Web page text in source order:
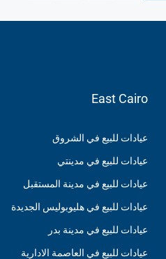
East Cairo
عيادات للبيع في الشروق
عيادات للبيع في مدينتي
عيادات للبيع في مدينة المستقبل
عيادات للبيع في هليوبوليس الجديدة
عيادات للبيع في مدينة بدر
عيادات للبيع في العاصمة الادارية